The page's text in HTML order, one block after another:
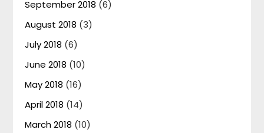
September 2018 (6)
August 2018 (3)
July 2018 (6)
June 2018 (10)
May 2018 (16)
April 2018 (14)
March 2018 (10)